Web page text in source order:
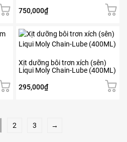
trang
phẩm
750,000₫
Các
chọn
có
được
chọn
trên
Xịt dưỡng bôi trơn xích (sên)
Liqui Moly Chain-Lube (400ML)
295,000₫
2 3 →